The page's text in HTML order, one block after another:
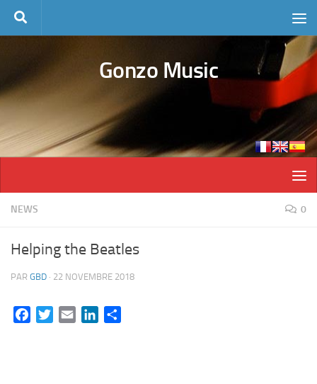
Skip to content
Gonzo Music
NEWS 0
Helping the Beatles
PAR GBD · 22 NOVEMBRE 2018
FacebookTwitterEmail LinkedIn